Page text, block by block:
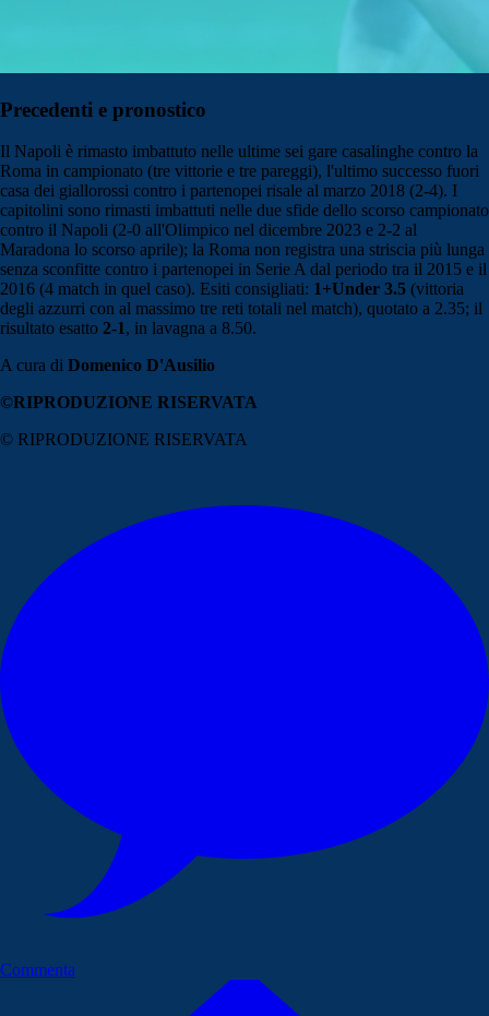
Precedenti e pronostico
Il Napoli è rimasto imbattuto nelle ultime sei gare casalinghe contro la
Roma in campionato (tre vittorie e tre pareggi), l'ultimo successo fuori
casa dei giallorossi contro i partenopei risale al marzo 2018 (2-4). I
capitolini sono rimasti imbattuti nelle due sfide dello scorso campionato
contro il Napoli (2-0 all'Olimpico nel dicembre 2023 e 2-2 al
Maradona lo scorso aprile); la Roma non registra una striscia più lunga
senza sconfitte contro i partenopei in Serie A dal periodo tra il 2015 e il
2016 (4 match in quel caso). Esiti consigliati: 1+Under 3.5 (vittoria
degli azzurri con al massimo tre reti totali nel match), quotato a 2.35; il
risultato esatto 2-1, in lavagna a 8.50.
A cura di Domenico D'Ausilio
©RIPRODUZIONE RISERVATA
© RIPRODUZIONE RISERVATA
Commenta